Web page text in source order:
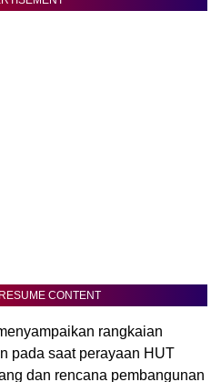
CONTENT
rangkaian
pada saat perayaan HUT
dan rencana pembangunan